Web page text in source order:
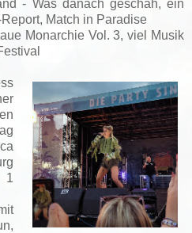
- Was danach geschah, ein
Match in Paradise
Monarchie Vol. 3, viel Musik
1